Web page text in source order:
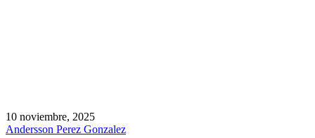
10 noviembre, 2025
Andersson Perez Gonzalez